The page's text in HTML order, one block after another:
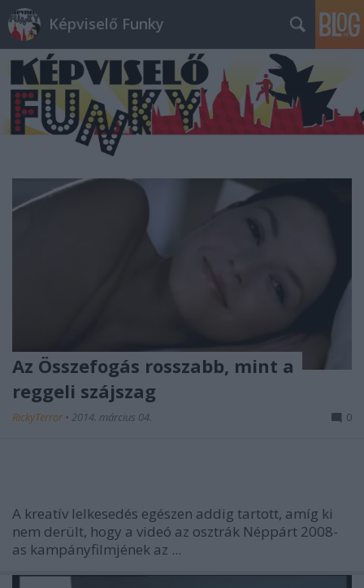
Képviselő Funky
Az Összefogás rosszabb, mint a
reggeli szájszag
RickyTerror • 2014. március 04. 0
A kreatív lelkesedés egészen addig tartott, amíg ki
nem derült, hogy a videó az osztrák Néppárt 2008-
as kampányfilmjének az ...